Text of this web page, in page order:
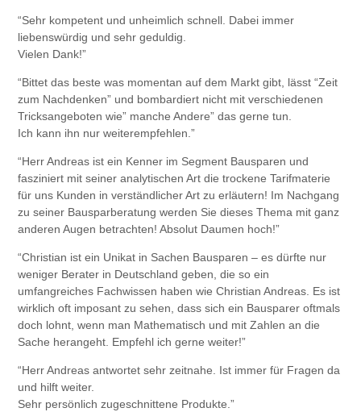
“Sehr kompetent und unheimlich schnell. Dabei immer
liebenswürdig und sehr geduldig.
Vielen Dank!”
“Bittet das beste was momentan auf dem Markt gibt, lässt “Zeit
zum Nachdenken” und bombardiert nicht mit verschiedenen
Tricksangeboten wie” manche Andere” das gerne tun.
Ich kann ihn nur weiterempfehlen.”
“Herr Andreas ist ein Kenner im Segment Bausparen und
fasziniert mit seiner analytischen Art die trockene Tarifmaterie
für uns Kunden in verständlicher Art zu erläutern! Im Nachgang
zu seiner Bausparberatung werden Sie dieses Thema mit ganz
anderen Augen betrachten! Absolut Daumen hoch!”
“Christian ist ein Unikat in Sachen Bausparen – es dürfte nur
weniger Berater in Deutschland geben, die so ein
umfangreiches Fachwissen haben wie Christian Andreas. Es ist
wirklich oft imposant zu sehen, dass sich ein Bausparer oftmals
doch lohnt, wenn man Mathematisch und mit Zahlen an die
Sache herangeht. Empfehl ich gerne weiter!”
“Herr Andreas antwortet sehr zeitnahe. Ist immer für Fragen da
und hilft weiter.
Sehr persönlich zugeschnittene Produkte.”